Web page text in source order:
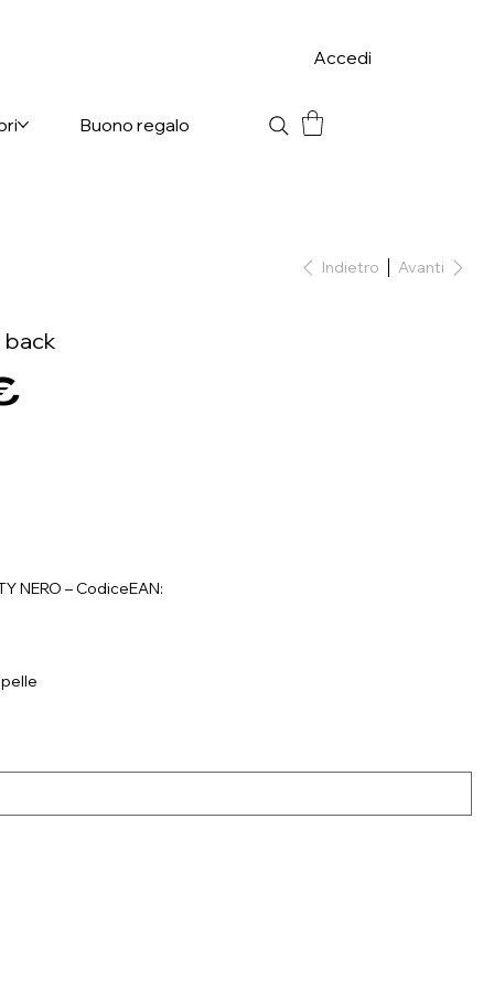
Buono regalo
Accedi
Indietro Avanti
back
NERO – CodiceEAN: